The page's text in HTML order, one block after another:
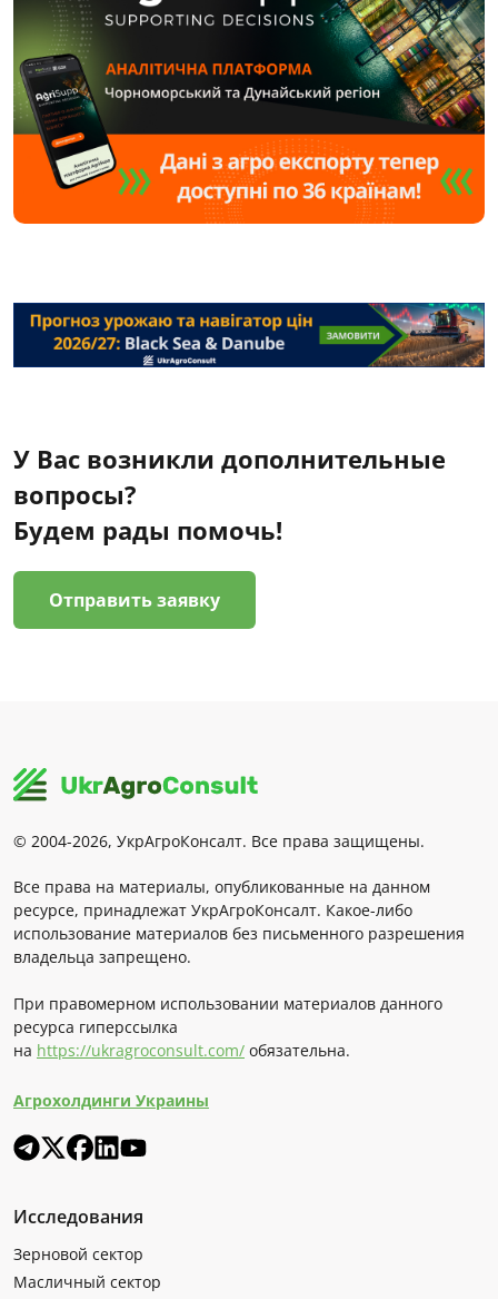
У Вас возникли дополнительные
вопросы?
Будем рады помочь!
Отправить заявку
© 2004-2026, УкрАгроКонсалт. Все права защищены.
Все права на материалы, опубликованные на данном
ресурсе, принадлежат УкрАгроКонсалт. Какое-либо
использование материалов без письменного разрешения
владельца запрещено.
При правомерном использовании материалов данного
ресурса гиперссылка
на https://ukragroconsult.com/ обязательна.
Агрохолдинги Украины
Исследования
Зерновой сектор
Масличный сектор